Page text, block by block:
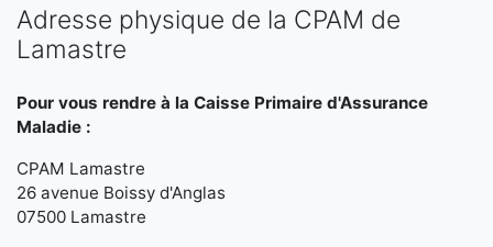
Adresse physique de la CPAM de
Lamastre
Pour vous rendre à la Caisse Primaire d'Assurance
Maladie :
CPAM Lamastre
26 avenue Boissy d'Anglas
07500 Lamastre